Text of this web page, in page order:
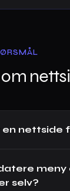
en nettside
meny
selv?